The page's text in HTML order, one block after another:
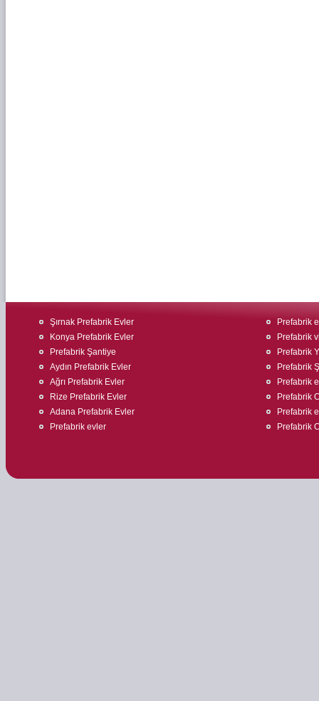
Şırnak Prefabrik Evler
Konya Prefabrik Evler
Prefabrik Şantiye
Aydın Prefabrik Evler
Ağrı Prefabrik Evler
Rize Prefabrik Evler
Adana Prefabrik Evler
Prefabrik evler
Prefabrik
Prefabrik
Prefabrik
Prefabrik
Prefabrik
Prefabrik
Prefabrik
Prefabrik